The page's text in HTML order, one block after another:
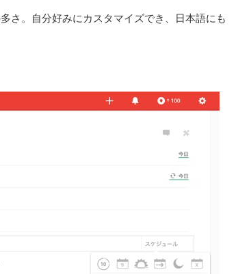
さ。自分好みにカスタマイズでき、日本語にも